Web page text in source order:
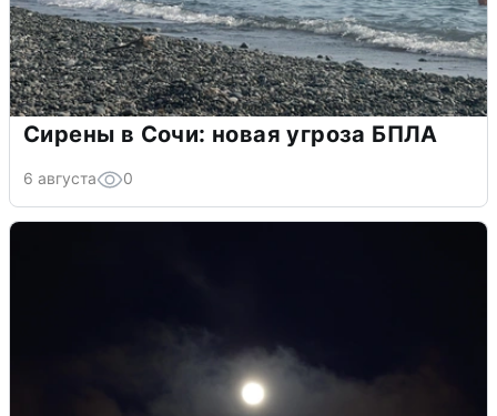
Сирены в Сочи: новая угроза БПЛА
6 августа 0